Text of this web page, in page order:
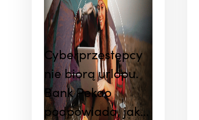
Cyberprzestępcy
nie biorą urlopu.
Bank Pekao
podpowiada, jak